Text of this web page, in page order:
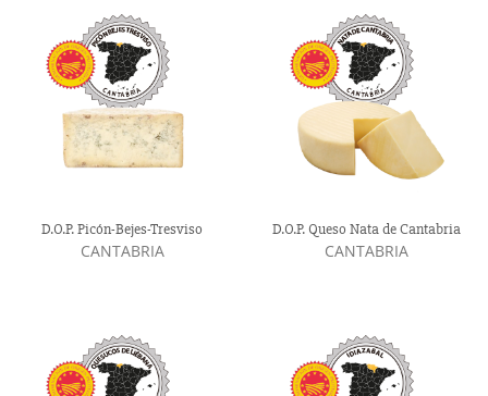
D.O.P. Picón-Bejes-Tresviso
CANTABRIA
D.O.P. Queso Nata de Cantabria
CANTABRIA